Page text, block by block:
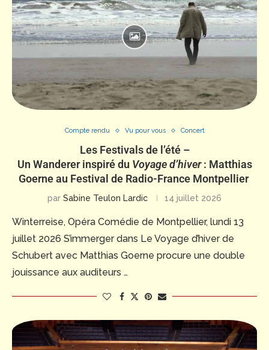
Compte rendu Vu pour vous Concert
Les Festivals de l’été –
Un Wanderer inspiré du Voyage d’hiver: Matthias
Goerne au Festival de Radio-France Montpellier
par Sabine Teulon Lardic 14 juillet 2026
Winterreise, Opéra Comédie de Montpellier, lundi 13
juillet 2026 S’immerger dans Le Voyage d’hiver de
Schubert avec Matthias Goerne procure une double
jouissance aux auditeurs …